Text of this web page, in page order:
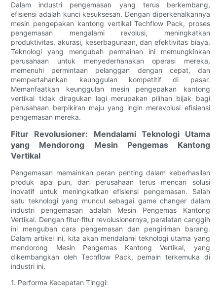
Dalam industri pengemasan yang terus berkembang,
efisiensi adalah kunci kesuksesan. Dengan diperkenalkannya
mesin pengepakan kantong vertikal Techflow Pack, proses
pengemasan mengalami revolusi, meningkatkan
produktivitas, akurasi, keserbagunaan, dan efektivitas biaya.
Teknologi yang mengubah permainan ini memungkinkan
perusahaan untuk menyederhanakan operasi mereka,
memenuhi permintaan pelanggan dengan cepat, dan
mempertahankan keunggulan kompetitif di pasar.
Memanfaatkan keunggulan mesin pengepakan kantong
vertikal tidak diragukan lagi merupakan pilihan bijak bagi
perusahaan berpikiran maju yang ingin merevolusi efisiensi
pengemasan mereka.
Fitur Revolusioner: Mendalami Teknologi Utama
yang Mendorong Mesin Pengemas Kantong
Vertikal
Pengemasan memainkan peran penting dalam keberhasilan
produk apa pun, dan perusahaan terus mencari solusi
inovatif untuk meningkatkan efisiensi pengemasan. Salah
satu teknologi yang muncul sebagai game changer dalam
industri pengemasan adalah Mesin Pengemas Kantong
Vertikal. Dengan fitur-fitur revolusionernya, peralatan canggih
ini mengubah cara pengemasan dan pengiriman barang.
Dalam artikel ini, kita akan mendalami teknologi utama yang
mendorong Mesin Pengemas Kantong Vertikal, yang
dikembangkan oleh Techflow Pack, pemain terkemuka di
industri ini.
1. Performa Kecepatan Tinggi: